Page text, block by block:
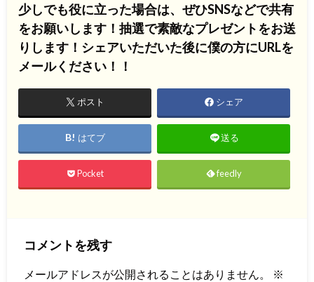
少しでも役に立った場合は、ぜひSNSなどで共有
をお願いします！抽選で素敵なプレゼントをお送
りします！シェアいただいた後に僕の方にURLを
メールください！！
ポスト シェア
はてブ 送る
Pocket feedly
コメントを残す
メールアドレスが公開されることはありません。
※